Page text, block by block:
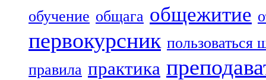
обучение общага общежитие
первокурсник пользоваться
правила практика